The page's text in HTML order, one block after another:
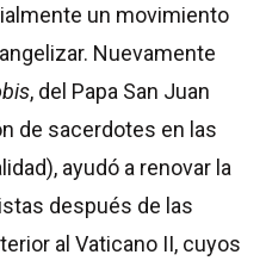
un movimiento
Nuevamente
, del Papa San Juan
de sacerdotes en las
ayudó a renovar la
después de las
al Vaticano II, cuyos